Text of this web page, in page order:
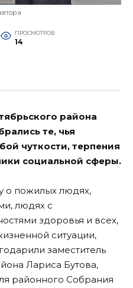
ПРОСМОТРОВ
14
района
те, чья
чуткости, терпения
социальной сферы.
о пожилых людях,
людях с
здоровья и всех,
ситуации,
заместитель
Лариса Бутова,
районного Собрания